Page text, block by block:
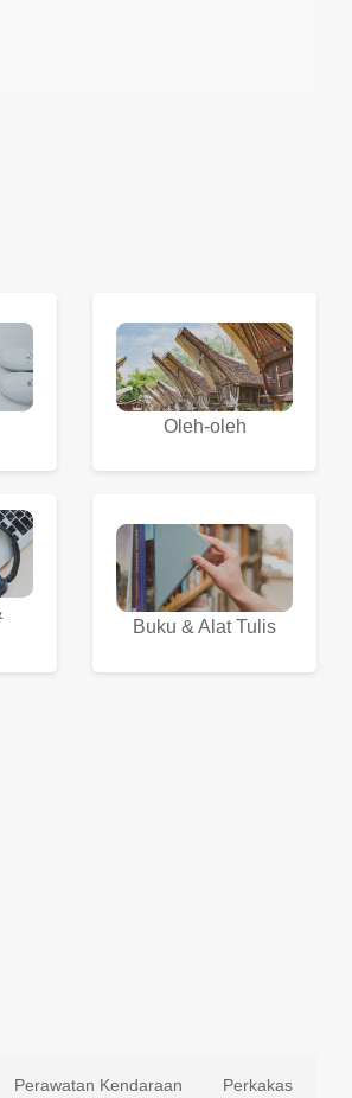
Oleh-oleh
Buku & Alat Tulis
Perawatan Kendaraan Perkakas